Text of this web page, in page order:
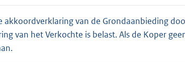
van de Grondaanbieding
van het Verkochte is belast. Als de Koper